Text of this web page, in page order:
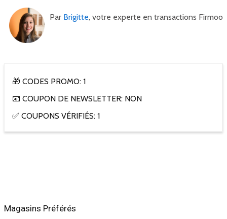
Par Brigitte, votre experte en transactions Firmoo
🎁 CODES PROMO: 1
📧 COUPON DE NEWSLETTER: NON
✅ COUPONS VÉRIFIÉS: 1
Magasins Préférés